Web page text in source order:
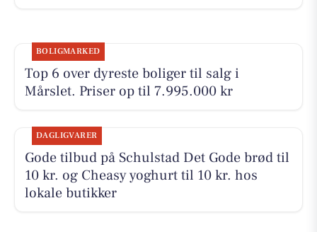
BOLIGMARKED
Top 6 over dyreste boliger til salg i
Mårslet. Priser op til 7.995.000 kr
DAGLIGVARER
Gode tilbud på Schulstad Det Gode brød til
10 kr. og Cheasy yoghurt til 10 kr. hos
lokale butikker